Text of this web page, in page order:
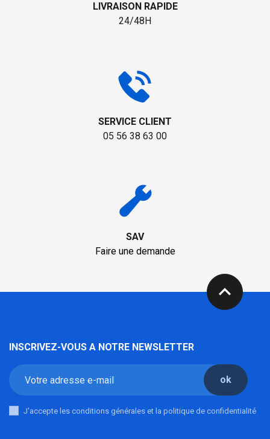
LIVRAISON RAPIDE
24/48H
SERVICE CLIENT
05 56 38 63 00
SAV
Faire une demande
expand_less
INSCRIVEZ-VOUS A NOTRE NEWSLETTER
ok
J'accepte les conditions générales et la politique de confidentialité